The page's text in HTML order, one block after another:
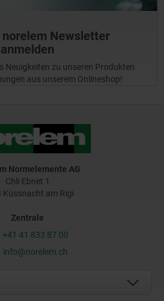
Newsletter
anmelden
Neuigkeiten zu unseren Produkten
aus unserem Onlineshop!
Normelemente AG
Chli Ebnet 1
Küssnacht am Rigi
Zentrale
+41 41 833 87 00
info@norelem.ch